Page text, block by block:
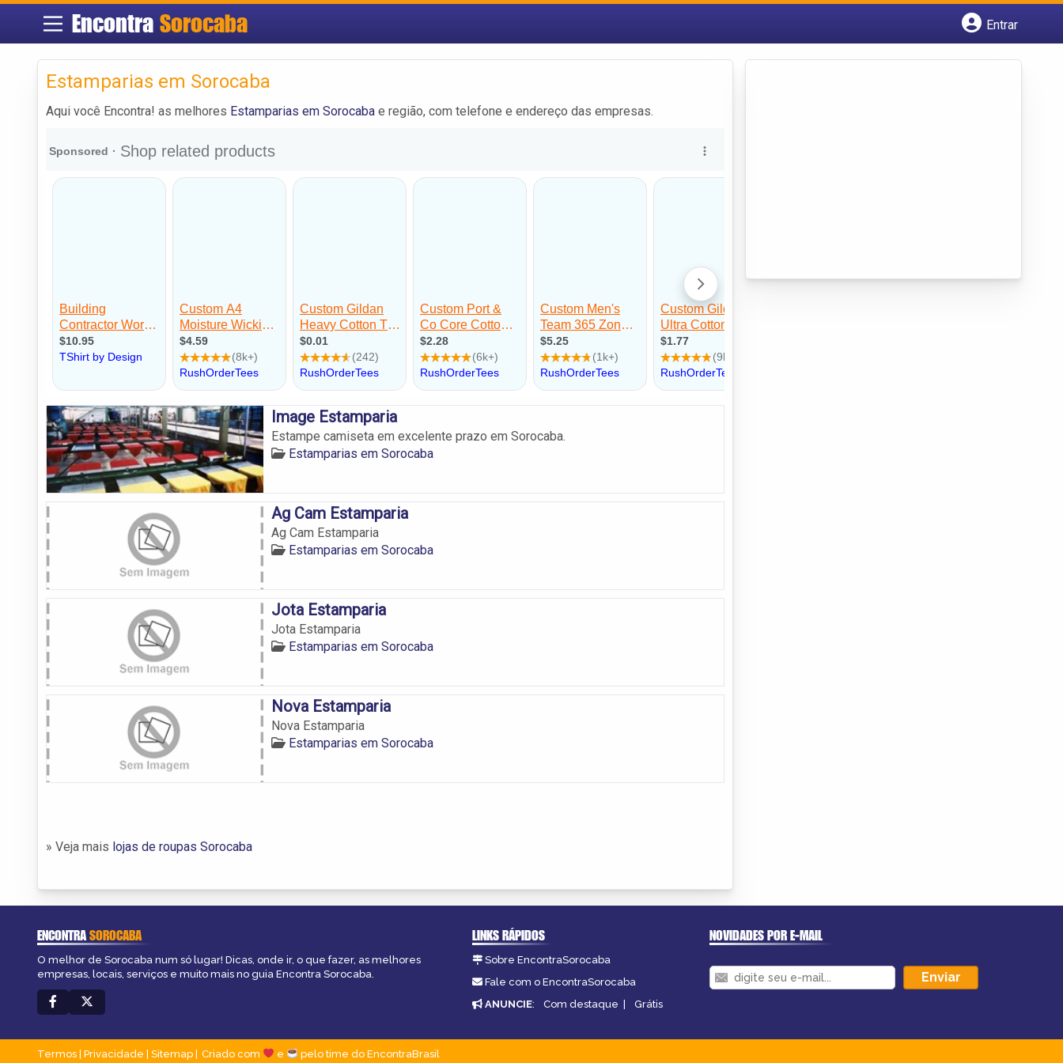
Encontra Sorocaba
Entrar
Estamparias em Sorocaba
Aqui você Encontra! as melhores Estamparias em Sorocaba e região, com telefone e endereço das empresas.
Image Estamparia
Estampe camiseta em excelente prazo em Sorocaba.
Estamparias em Sorocaba
Ag Cam Estamparia
Ag Cam Estamparia
Estamparias em Sorocaba
Jota Estamparia
Jota Estamparia
Estamparias em Sorocaba
Nova Estamparia
Nova Estamparia
Estamparias em Sorocaba
» Veja mais lojas de roupas Sorocaba
ENCONTRASOROCABA
O melhor de Sorocaba num só lugar! Dicas, onde ir, o que fazer, as melhores
empresas, locais, serviços e muito mais no guia Encontra Sorocaba.
LINKS RÁPIDOS
Sobre EncontraSorocaba
Fale com o EncontraSorocaba
ANUNCIE: Com destaque | Grátis
NOVIDADES POR E-MAIL
Termos | Privacidade | Sitemap Criado com e pelo time do EncontraBrasil